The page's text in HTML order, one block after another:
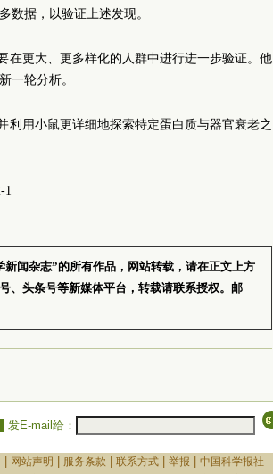
数据，以验证上述发现。
在更大、更多样化的人群中进行进一步验证。他
一轮分析。
利用小鼠更详细地探索特定蛋白质与器官衰老之
1
闻杂志”的所有作品，网站转载，请在正文上方
、头条号等新媒体平台，转载请联系授权。邮
发E-mail给：
网站声明 服务条款 联系方式| 举报
中国科学报社